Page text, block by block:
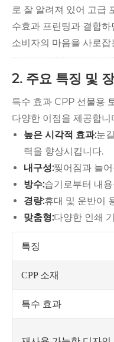
로 잘 알려져 있어 고급
수효과 프린팅과 결합
소비자의 마음을 사로
2. 주요 특징 및
특수 효과 CPP 선물용
다양한 이점을 제공합니
높은 시각적 효과:눈
력을 향상시킵니다.
내구성:찢어짐과 늘
방수:습기로부터 내
경량:휴대 및 운반이
맞춤형:다양한 인쇄
특징
CPP 소재
특수 효과